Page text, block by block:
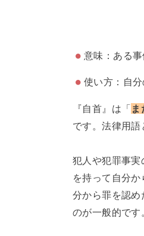
意味：ある
使い方：自
『自首』は「
です。法律用語
犯人や犯罪事
を持って自分
分から罪を認
のが一般的です